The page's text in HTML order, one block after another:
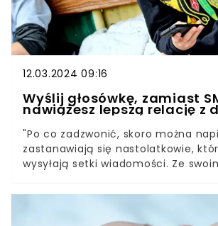
12.03.2024 09:16
Wyślij głosówkę, zamiast
nawiążesz lepszą relację z
"Po co zadzwonić, skoro można
zastanawiają się nastolatkowie,
wysyłają setki wiadomości. Ze
sposób.Okazuje się jednak, że o
zadzwonić. A przynajmniej tak
naukowcy. Zbadano, jaki wpływ na